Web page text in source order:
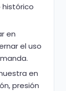
en
el uso
en
presión